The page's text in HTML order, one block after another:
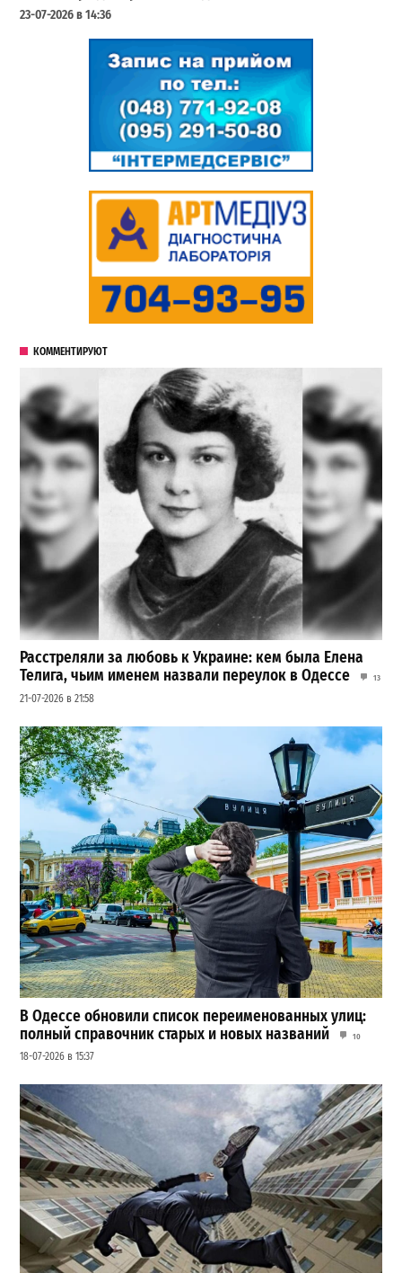
23-07-2026 в 14:36
КОММЕНТИРУЮТ
Расстреляли за любовь к Украине: кем была Елена
Телига, чьим именем назвали переулок в Одессе
13
21-07-2026 в 21:58
В Одессе обновили список переименованных улиц:
полный справочник старых и новых названий
10
18-07-2026 в 15:37